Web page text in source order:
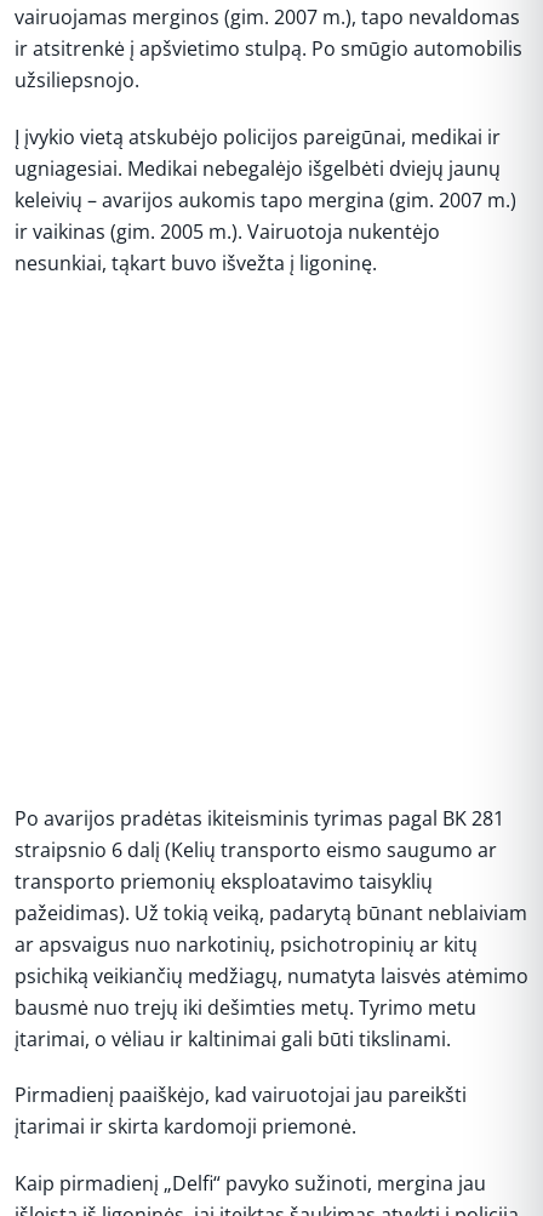
vairuojamas merginos (gim. 2007 m.), tapo nevaldomas
ir atsitrenkė į apšvietimo stulpą. Po smūgio automobilis
užsiliepsnojo.
Į įvykio vietą atskubėjo policijos pareigūnai, medikai ir
ugniagesiai. Medikai nebegalėjo išgelbėti dviejų jaunų
keleivių – avarijos aukomis tapo mergina (gim. 2007 m.)
ir vaikinas (gim. 2005 m.). Vairuotoja nukentėjo
nesunkiai, tąkart buvo išvežta į ligoninę.
Po avarijos pradėtas ikiteisminis tyrimas pagal BK 281
straipsnio 6 dalį (Kelių transporto eismo saugumo ar
transporto priemonių eksploatavimo taisyklių
pažeidimas). Už tokią veiką, padarytą būnant neblaiviam
ar apsvaigus nuo narkotinių, psichotropinių ar kitų
psichiką veikiančių medžiagų, numatyta laisvės atėmimo
bausmė nuo trejų iki dešimties metų. Tyrimo metu
įtarimai, o vėliau ir kaltinimai gali būti tikslinami.
Pirmadienį paaiškėjo, kad vairuotojai jau pareikšti
įtarimai ir skirta kardomoji priemonė.
Kaip pirmadienį „Delfi“ pavyko sužinoti, mergina jau